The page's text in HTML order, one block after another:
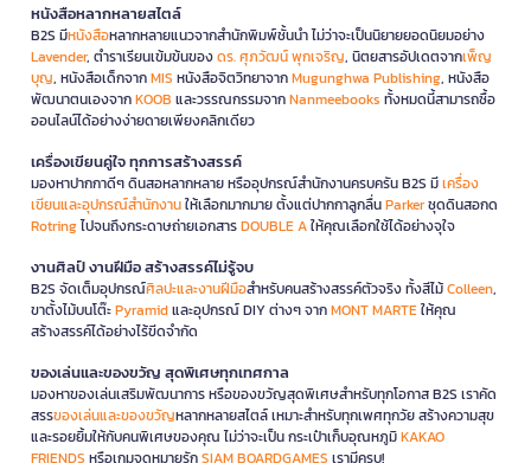
หนังสือหลากหลายสไตล์
B2S มีหนังสือหลากหลายแนวจากสำนักพิมพ์ชั้นนำ ไม่ว่าจะเป็นนิยายยอดนิยมอย่าง
Lavender, ตำราเรียนเข้มข้นของดร. ศุภวัฒน์ พุกเจริญ, นิตยสารอัปเดตจากเพ็ญ
บุญ, หนังสือเด็กจากMIS หนังสือจิตวิทยาจากMugunghwa Publishing, หนังสือ
พัฒนาตนเองจากKOOB และวรรณกรรมจากNanmeebooks ทั้งหมดนี้สามารถซื้อ
ออนไลน์ได้อย่างง่ายดายเพียงคลิกเดียว
เครื่องเขียนคู่ใจ ทุกการสร้างสรรค์
มองหาปากกาดีๆ ดินสอหลากหลาย หรืออุปกรณ์สำนักงานครบครัน B2S มีเครื่อง
เขียนและอุปกรณ์สำนักงานให้เลือกมากมาย ตั้งแต่ปากกาลูกลื่นParkerชุดดินสอกด
Rotringไปจนถึงกระดาษถ่ายเอกสารDOUBLE Aให้คุณเลือกใช้ได้อย่างจุใจ
งานศิลป์ งานฝีมือ สร้างสรรค์ไม่รู้จบ
B2S จัดเต็มอุปกรณ์ศิลปะและงานฝีมือสำหรับคนสร้างสรรค์ตัวจริง ทั้งสีไม้Colleen,
ขาตั้งไม้บนโต๊ะPyramidและอุปกรณ์ DIY ต่างๆ จากMONT MARTEให้คุณ
สร้างสรรค์ได้อย่างไร้ขีดจำกัด
ของเล่นและของขวัญ สุดพิเศษทุกเทศกาล
มองหาของเล่นเสริมพัฒนาการ หรือของขวัญสุดพิเศษสำหรับทุกโอกาส B2S เราคัด
สรรของเล่นและของขวัญหลากหลายสไตล์ เหมาะสำหรับทุกเพศทุกวัย สร้างความสุข
และรอยยิ้มให้กับคนพิเศษของคุณ ไม่ว่าจะเป็น กระเป๋าเก็บอุณหภูมิKAKAO
FRIENDS หรือเกมจดหมายรักSIAM BOARDGAMES เรามีครบ!